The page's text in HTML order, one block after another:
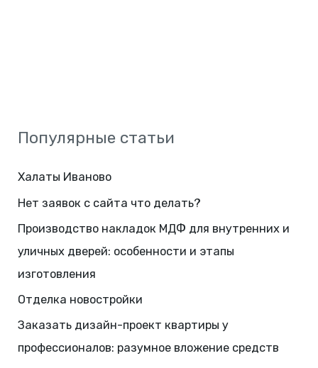
Популярные статьи
Халаты Иваново
Нет заявок с сайта что делать?
Производство накладок МДФ для внутренних и
уличных дверей: особенности и этапы
изготовления
Отделка новостройки
Заказать дизайн-проект квартиры у
профессионалов: разумное вложение средств